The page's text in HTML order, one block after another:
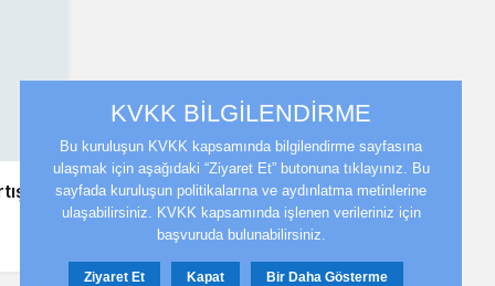
KVKK BİLGİLENDİRME
Bu kuruluşun KVKK kapsamında bilgilendirme sayfasına
ulaşmak için aşağıdaki “Ziyaret Et” butonuna tıklayınız. Bu
sayfada kuruluşun politikalarına ve aydınlatma metinlerine
ulaşabilirsiniz. KVKK kapsamında işlenen verileriniz için
başvuruda bulunabilirsiniz.
Ziyaret Et Kapat Bir Daha Gösterme